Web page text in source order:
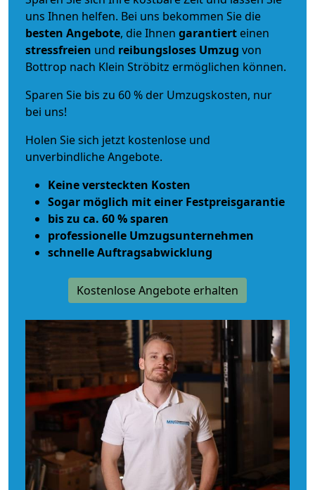
uns Ihnen helfen. Bei uns bekommen Sie die
besten Angebote, die Ihnen garantiert einen
stressfreien und reibungsloses Umzug von
Bottrop nach Klein Ströbitz ermöglichen können.
Sparen Sie bis zu 60 % der Umzugskosten, nur
bei uns!
Holen Sie sich jetzt kostenlose und
unverbindliche Angebote.
Keine versteckten Kosten
Sogar möglich mit einer Festpreisgarantie
bis zu ca. 60 % sparen
professionelle Umzugsunternehmen
schnelle Auftragsabwicklung
Kostenlose Angebote erhalten